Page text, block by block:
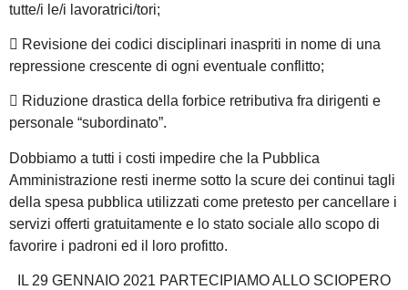
tutte/i le/i lavoratrici/tori;
 Revisione dei codici disciplinari inaspriti in nome di una
repressione crescente di ogni eventuale conflitto;
 Riduzione drastica della forbice retributiva fra dirigenti e
personale “subordinato”.
Dobbiamo a tutti i costi impedire che la Pubblica
Amministrazione resti inerme sotto la scure dei continui tagli
della spesa pubblica utilizzati come pretesto per cancellare i
servizi offerti gratuitamente e lo stato sociale allo scopo di
favorire i padroni ed il loro profitto.
IL 29 GENNAIO 2021 PARTECIPIAMO ALLO SCIOPERO